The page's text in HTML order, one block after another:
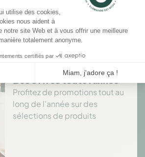
d'avis pour ce produit.
Des offres toute l’année
Profitez de promotions tout au
long de l'année sur des
sélections de produits